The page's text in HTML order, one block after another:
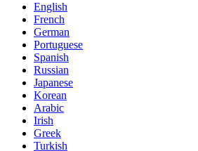
English
French
German
Portuguese
Spanish
Russian
Japanese
Korean
Arabic
Irish
Greek
Turkish